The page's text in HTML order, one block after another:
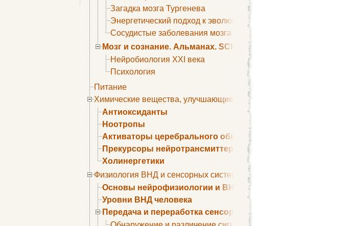
Загадка мозга Тургенева
Энергетический подход к эволюции мозга
Сосудистые заболевания мозга. Все может начаться с
Мозг и сознание. Альманах. SCIENTIFIC AMERICAN
Нейробиология XXI века
Психология
Питание
Химические вещества, улучшающие умственные способности
Антиоксиданты
Ноотропы
Активаторы церебрального обмена веществ
Прекурсоры нейротрансмиттеров
Холинергетики
Физиология ВНД и сенсорных систем
Основы нейрофизиологии и ВНД
Уровни ВНД человека
Передача и переработка сенсорных сигналов